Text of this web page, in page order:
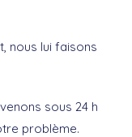
nous lui faisons
sous 24 h
problème.